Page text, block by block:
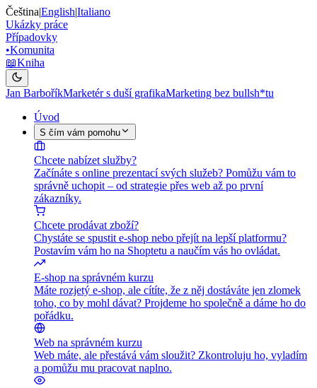
Čeština|English|Italiano
Ukázky práce
Případovky
•Komunita
📖Kniha
Jan BarboříkMarketér s duší grafikaMarketing bez bullsh*tu
Úvod
S čím vám pomohu
Chcete nabízet služby?
Začínáte s online prezentací svých služeb? Pomůžu vám to
správně uchopit – od strategie přes web až po první
zákazníky.
Chcete prodávat zboží?
Chystáte se spustit e-shop nebo přejít na lepší platformu?
Postavím vám ho na Shoptetu a naučím vás ho ovládat.
E-shop na správném kurzu
Máte rozjetý e-shop, ale cítíte, že z něj dostáváte jen zlomek
toho, co by mohl dávat? Projdeme ho společně a dáme ho do
pořádku.
Web na správném kurzu
Web máte, ale přestává vám sloužit? Zkontroluju ho, vyladím
a pomůžu mu pracovat naplno.